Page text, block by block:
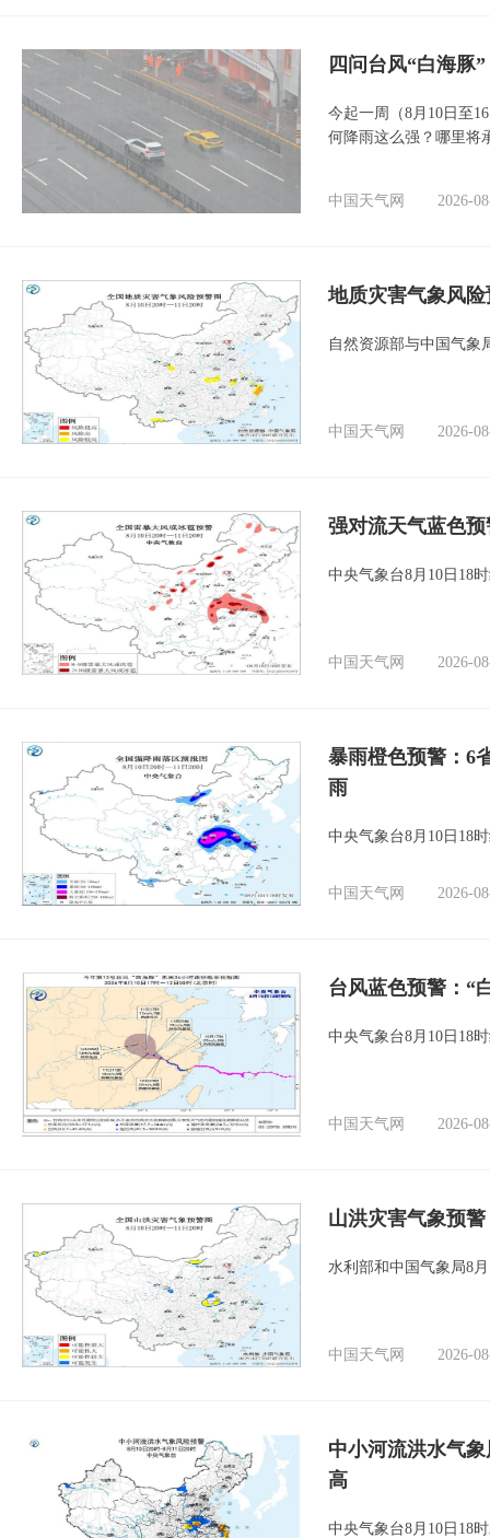
四问台风“白海豚
今起一周（8月10日至
何降雨这么强？哪里将
中国天气网 2026-
地质灾害气象风
自然资源部与中国气象
中国天气网 2026-
强对流天气蓝色
中央气象台8月10日18
中国天气网 2026-
暴雨橙色预警：6
雨
中央气象台8月10日18
中国天气网 2026-
台风蓝色预警：“
中央气象台8月10日18
中国天气网 2026-
山洪灾害气象预
水利部和中国气象局8
中国天气网 2026-
中小河流洪水气
高
中央气象台8月10日18